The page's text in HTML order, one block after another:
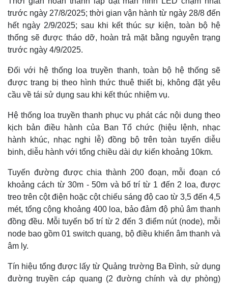
trước ngày 27/8/2025; thời gian vận hành từ ngày 28/8 đến
hết ngày 2/9/2025; sau khi kết thúc sự kiện, toàn bộ hệ
thống sẽ được tháo dỡ, hoàn trả mặt bằng nguyên trạng
trước ngày 4/9/2025.
Đối với hệ thống loa truyền thanh, toàn bộ hệ thống sẽ
được trang bị theo hình thức thuê thiết bị, không đặt yêu
cầu về tái sử dụng sau khi kết thúc nhiệm vụ.
Hệ thống loa truyền thanh phục vụ phát các nội dung theo
kịch bản điều hành của Ban Tổ chức (hiệu lệnh, nhạc
hành khúc, nhạc nghi lễ) đồng bộ trên toàn tuyến diễu
binh, diễu hành với tổng chiều dài dự kiến khoảng 10km.
Tuyến đường được chia thành 200 đoạn, mỗi đoạn có
khoảng cách từ 30m - 50m và bố trí từ 1 đến 2 loa, được
treo trên cột điện hoặc cột chiếu sáng độ cao từ 3,5 đến 4,5
mét, tổng cộng khoảng 400 loa, bảo đảm độ phủ âm thanh
đồng đều. Mỗi tuyến bố trí từ 2 đến 3 điểm nút (node), mỗi
node bao gồm 01 switch quang, bộ điều khiển âm thanh và
âm ly.
Tín hiệu tổng được lấy từ Quảng trường Ba Đình, sử dụng
đường truyền cáp quang (2 đường chính và dự phòng)